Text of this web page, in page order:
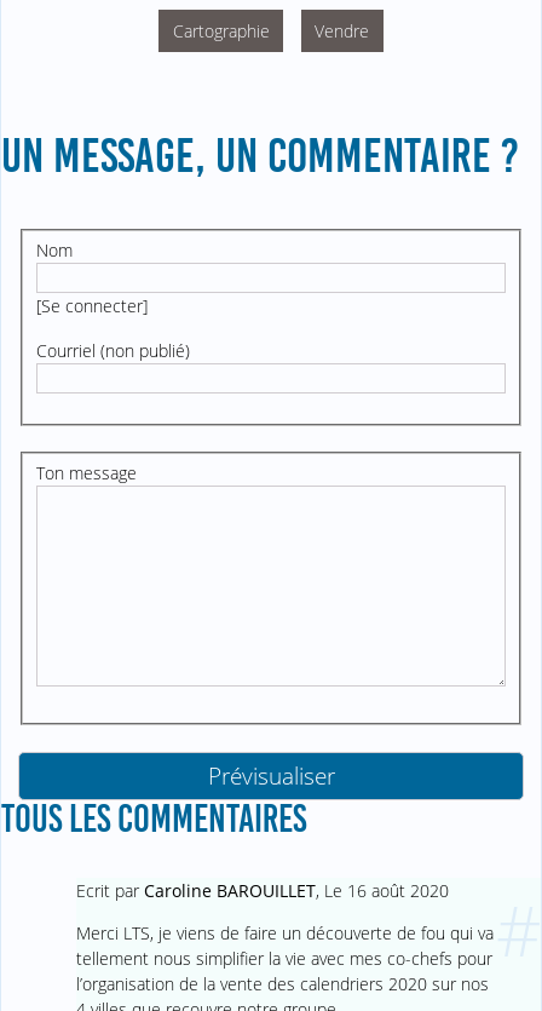
Cartographie Vendre
UN MESSAGE, UN COMMENTAIRE ?
Nom
[Se connecter]
Courriel (non publié)
Ton message
TOUS LES COMMENTAIRES
Ecrit par Caroline BAROUILLET, Le 16 août 2020
Merci LTS, je viens de faire un découverte de fou qui va
tellement nous simplifier la vie avec mes co-chefs pour
l’organisation de la vente des calendriers 2020 sur nos